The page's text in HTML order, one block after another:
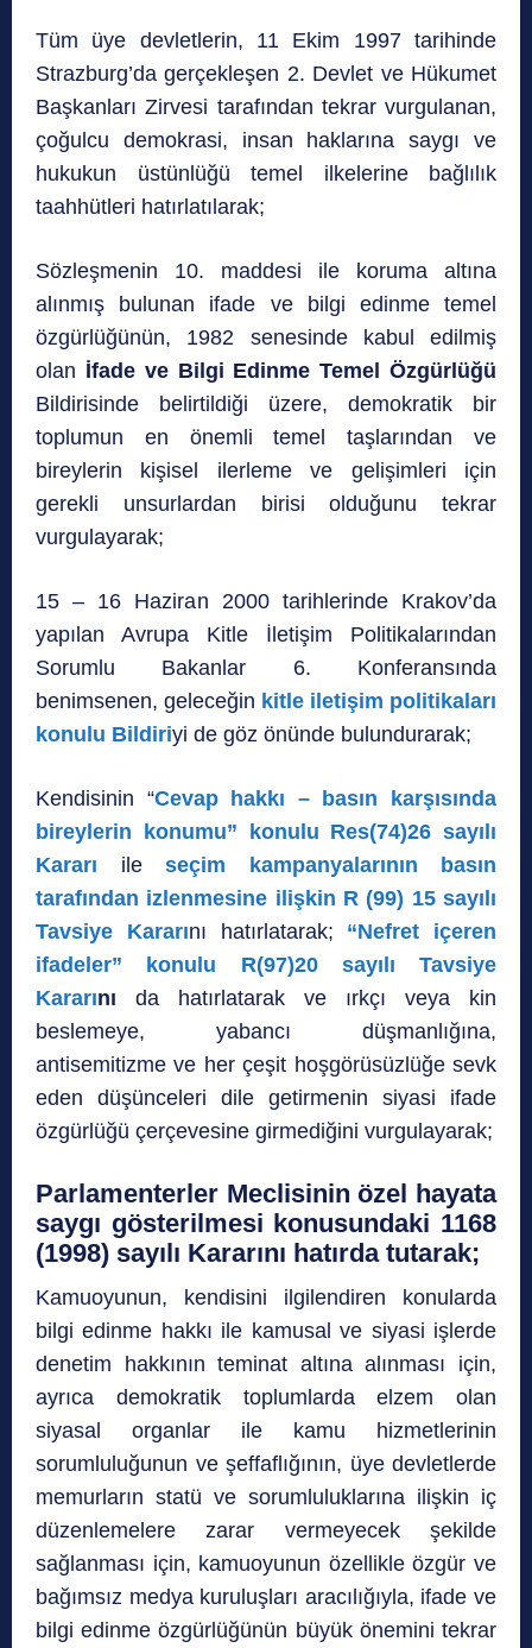
Tüm üye devletlerin, 11 Ekim 1997 tarihinde
Strazburg’da gerçekleşen 2. Devlet ve Hükumet
Başkanları Zirvesi tarafından tekrar vurgulanan,
çoğulcu demokrasi, insan haklarına saygı ve
hukukun üstünlüğü temel ilkelerine bağlılık
taahhütleri hatırlatılarak;
Sözleşmenin 10. maddesi ile koruma altına
alınmış bulunan ifade ve bilgi edinme temel
özgürlüğünün, 1982 senesinde kabul edilmiş
olan İfade ve Bilgi Edinme Temel Özgürlüğü
Bildirisinde belirtildiği üzere, demokratik bir
toplumun en önemli temel taşlarından ve
bireylerin kişisel ilerleme ve gelişimleri için
gerekli unsurlardan birisi olduğunu tekrar
vurgulayarak;
15 – 16 Haziran 2000 tarihlerinde Krakov’da
yapılan Avrupa Kitle İletişim Politikalarından
Sorumlu Bakanlar 6. Konferansında
benimsenen, geleceğin kitle iletişim politikaları
konulu Bildiriyi de göz önünde bulundurarak;
Kendisinin “Cevap hakkı – basın karşısında
bireylerin konumu” konulu Res(74)26 sayılı
Kararı ile seçim kampanyalarının basın
tarafından izlenmesine ilişkin R (99) 15 sayılı
Tavsiye Kararını hatırlatarak;
“Nefret içeren
ifadeler” konulu R(97)20 sayılı Tavsiye
Kararını da hatırlatarak ve ırkçı veya kin
beslemeye, yabancı düşmanlığına,
antisemitizme ve her çeşit hoşgörüsüzlüğe sevk
eden düşünceleri dile getirmenin siyasi ifade
özgürlüğü çerçevesine girmediğini vurgulayarak;
Parlamenterler Meclisinin özel hayata
saygı gösterilmesi konusundaki 1168
(1998) sayılı Kararını hatırda tutarak;
Kamuoyunun, kendisini ilgilendiren konularda
bilgi edinme hakkı ile kamusal ve siyasi işlerde
denetim hakkının teminat altına alınması için,
ayrıca demokratik toplumlarda elzem olan
siyasal organlar ile kamu hizmetlerinin
sorumluluğunun ve şeffaflığının, üye devletlerde
memurların statü ve sorumluluklarına ilişkin iç
düzenlemelere zarar vermeyecek şekilde
sağlanması için, kamuoyunun özellikle özgür ve
bağımsız medya kuruluşları aracılığıyla, ifade ve
bilgi edinme özgürlüğünün büyük önemini tekrar